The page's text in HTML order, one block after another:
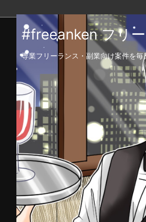
#freeanken フリ
専業フリーランス・副業向け案件を毎